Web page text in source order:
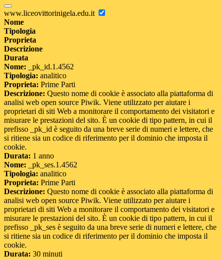
www.liceovittorinigela.edu.it
Nome
Tipologia
Proprieta
Descrizione
Durata
Nome: _pk_id.1.4562
Tipologia: analitico
Proprieta: Prime Parti
Descrizione: Questo nome di cookie è associato alla piattaforma di
analisi web open source Piwik. Viene utilizzato per aiutare i
proprietari di siti Web a monitorare il comportamento dei visitatori e
misurare le prestazioni del sito. È un cookie di tipo pattern, in cui il
prefisso _pk_id è seguito da una breve serie di numeri e lettere, che
si ritiene sia un codice di riferimento per il dominio che imposta il
cookie.
Durata: 1 anno
Nome: _pk_ses.1.4562
Tipologia: analitico
Proprieta: Prime Parti
Descrizione: Questo nome di cookie è associato alla piattaforma di
analisi web open source Piwik. Viene utilizzato per aiutare i
proprietari di siti Web a monitorare il comportamento dei visitatori e
misurare le prestazioni del sito. È un cookie di tipo pattern, in cui il
prefisso _pk_ses è seguito da una breve serie di numeri e lettere, che
si ritiene sia un codice di riferimento per il dominio che imposta il
cookie.
Durata: 30 minuti